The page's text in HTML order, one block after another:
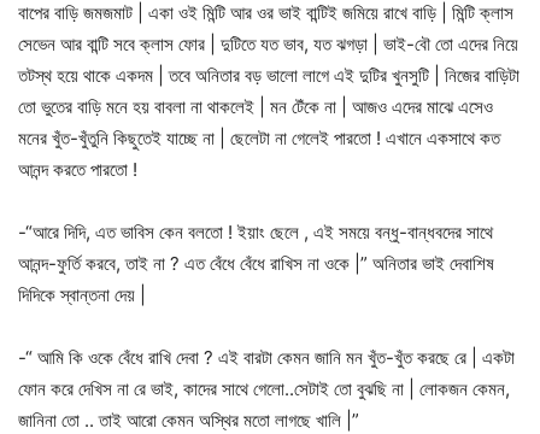
বাপের বাড়ি জমজমাট | একা ওই মিন্টি আর ওর ভাই বান্টিই জমিয়ে রাখে বাড়ি | মিন্টি ক্লাস
সেভেন আর বান্টি সবে ক্লাস ফোর | দুটিতে যত ভাব, যত ঝগড়া | ভাই-বৌ তো এদের নিয়ে
তটস্থ হয়ে থাকে একদম | তবে অনিতার বড় ভালো লাগে এই দুটির খুনসুটি | নিজের বাড়িটা
তো ভুতের বাড়ি মনে হয় বাবলা না থাকলেই | মন টেঁকে না | আজও এদের মাঝে এসেও
মনের খুঁত-খুঁতুনি কিছুতেই যাচ্ছে না | ছেলেটা না গেলেই পারতো ! এখানে একসাথে কত
আনন্দ করতে পারতো !
-“আরে দিদি, এত ভাবিস কেন বলতো ! ইয়াং ছেলে , এই সময়ে বন্ধু-বান্ধবদের সাথে
আনন্দ-ফুর্তি করবে, তাই না ? এত বেঁধে বেঁধে রাখিস না ওকে |” অনিতার ভাই দেবাশিষ
দিদিকে স্বান্তনা দেয় |
-“ আমি কি ওকে বেঁধে রাখি দেবা ? এই বারটা কেমন জানি মন খুঁত-খুঁত করছে রে | একটা
ফোন করে দেখিস না রে ভাই, কাদের সাথে গেলো..সেটাই তো বুঝছি না | লোকজন কেমন,
জানিনা তো .. তাই আরো কেমন অস্থির মতো লাগছে খালি |”